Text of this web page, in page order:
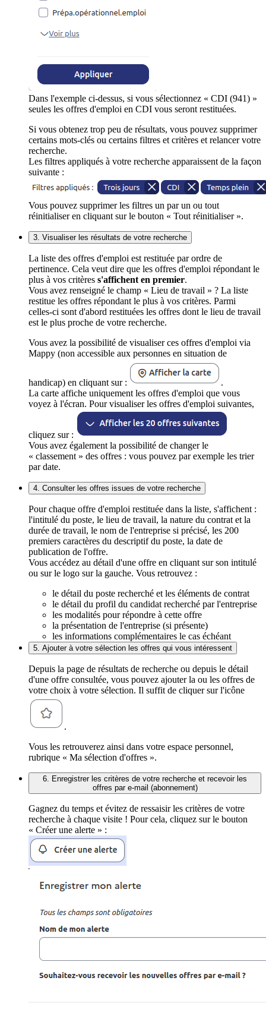
Dans l'exemple ci-dessus, si vous sélectionnez « CDI (941) »
seules les offres d'emploi en CDI vous seront restituées.
Si vous obtenez trop peu de résultats, vous pouvez supprimer
certains mots-clés ou certains filtres et critères et relancer votre
recherche.
Les filtres appliqués à votre recherche apparaissent de la façon
suivante :
Vous pouvez supprimer les filtres un par un ou tout
réinitialiser en cliquant sur le bouton « Tout réinitialiser ».
3. Visualiser les résultats de votre recherche
La liste des offres d'emploi est restituée par ordre de
pertinence. Cela veut dire que les offres d'emploi répondant le
plus à vos critères s'affichent en premier.
Vous avez renseigné le champ « Lieu de travail » ? La liste
restitue les offres répondant le plus à vos critères. Parmi
celles-ci sont d'abord restituées les offres dont le lieu de travail
est le plus proche de votre recherche.
Vous avez la possibilité de visualiser ces offres d'emploi via
Mappy (non accessible aux personnes en situation de
handicap) en cliquant sur :
.
La carte affiche uniquement les offres d'emploi que vous
voyez à l'écran. Pour visualiser les offres d'emploi suivantes,
cliquez sur :
Vous avez également la possibilité de changer le
« classement » des offres : vous pouvez par exemple les trier
par date.
4. Consulter les offres issues de votre recherche
Pour chaque offre d'emploi restituée dans la liste, s'affichent :
l'intitulé du poste, le lieu de travail, la nature du contrat et la
durée de travail, le nom de l'entreprise si précisé, les 200
premiers caractères du descriptif du poste, la date de
publication de l'offre.
Vous accédez au détail d'une offre en cliquant sur son intitulé
ou sur le logo sur la gauche. Vous retrouvez :
le détail du poste recherché et les éléments de contrat
le détail du profil du candidat recherché par l'entreprise
les modalités pour répondre à cette offre
la présentation de l'entreprise (si présente)
les informations complémentaires le cas échéant
5. Ajouter à votre sélection les offres qui vous intéressent
Depuis la page de résultats de recherche ou depuis le détail
d'une offre consultée, vous pouvez ajouter la ou les offres de
votre choix à votre sélection. Il suffit de cliquer sur l'icône
.
Vous les retrouverez ainsi dans votre espace personnel,
rubrique « Ma sélection d'offres ».
6. Enregistrer les critères de votre recherche et recevoir les
offres par e-mail (abonnement)
Gagnez du temps et évitez de ressaisir les critères de votre
recherche à chaque visite ! Pour cela, cliquez sur le bouton
« Créer une alerte » :